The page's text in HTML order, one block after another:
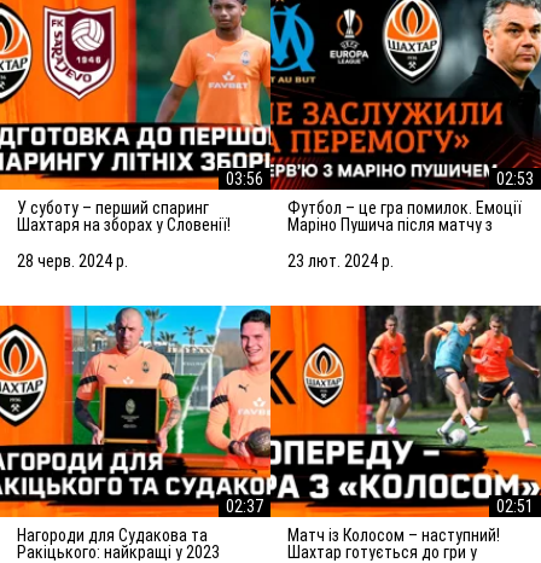
03:56
У суботу – перший спаринг
Шахтаря на зборах у Словенії!
Сараєвом
28 черв. 2024 р.
02:53
Футбол – це гра помилок. Емоції
Маріно Пушича після матчу з
23 лют. 2024 р.
02:37
Нагороди для Судакова та
Ракіцького: найкращі у 2023
02:51
Матч із Колосом – наступний!
Шахтар готується до гри у